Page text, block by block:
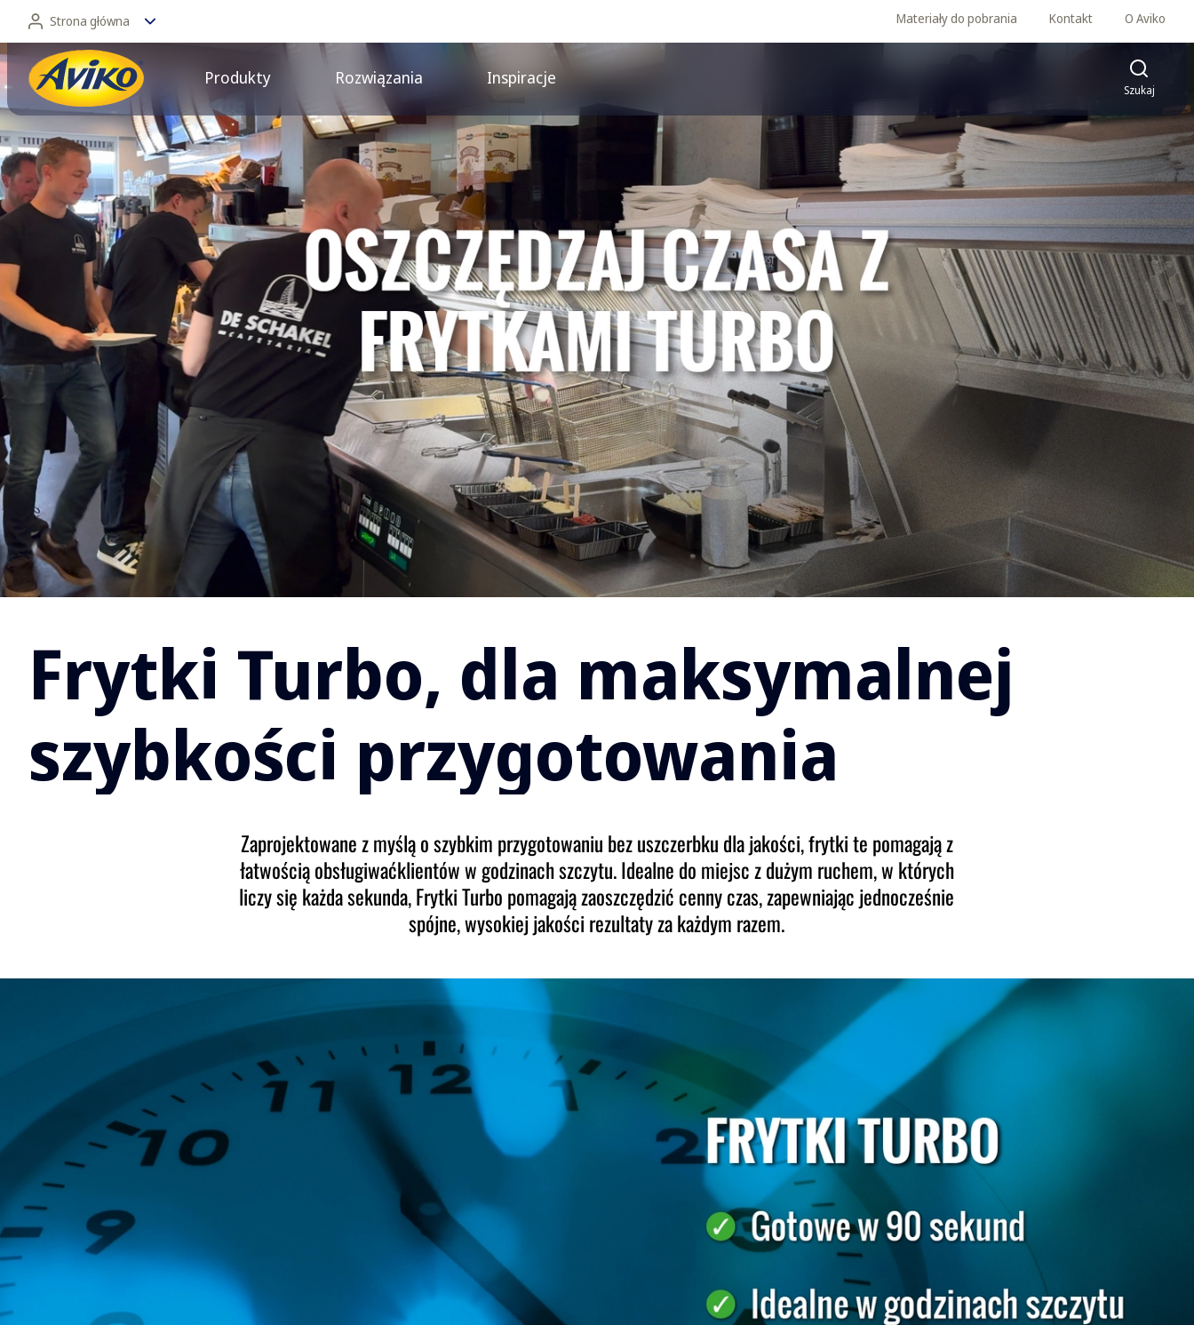
Strona główna
Strona główna
Dla konsumentów
Materiały do pobrania Kontakt O Aviko
Produkty Rozwiązania Inspiracje
Szukaj
Frytki Turbo, dla maksymalnej szybkości przygotowania
Frytki Turbo, dla maksymalnej
szybkości przygotowania
Zaprojektowane z myślą o szybkim przygotowaniu bez uszczerbku dla jakości, frytki te pomagają z
łatwością obsługiwaćklientów w godzinach szczytu. Idealne do miejsc z dużym ruchem, w których
liczy się każda sekunda, Frytki Turbo pomagają zaoszczędzić cenny czas, zapewniając jednocześnie
spójne, wysokiej jakości rezultaty za każdym razem.